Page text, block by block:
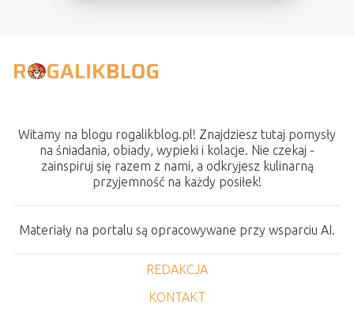
Witamy na blogu rogalikblog.pl! Znajdziesz tutaj pomysły
na śniadania, obiady, wypieki i kolacje. Nie czekaj -
zainspiruj się razem z nami, a odkryjesz kulinarną
przyjemność na każdy posiłek!
Materiały na portalu są opracowywane przy wsparciu AI.
REDAKCJA
KONTAKT